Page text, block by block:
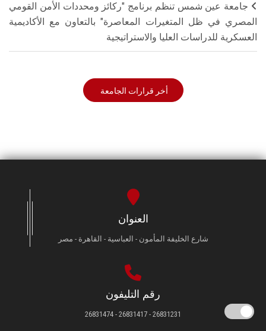
جامعة عين شمس تنظم برنامج "ركائز ومحددات الأمن القومي
المصري في ظل المتغيرات المعاصرة" بالتعاون مع الأكاديمية
العسكرية للدراسات العليا والاستراتيجية
أخر قرارات الجامعة
العنوان
شارع الخليفة المأمون - العباسية - القاهرة - مصر
رقم التليفون
26831231 - 26831417 - 26831474